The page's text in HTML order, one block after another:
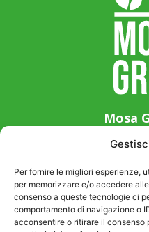
Per fornire le migliori esperienze,
per memorizzare e/o accedere
consenso a queste tecnologie ci
comportamento di navigazione o
acconsentire o ritirare il
Mosa
Via Guglielmo
+39
P. IVA